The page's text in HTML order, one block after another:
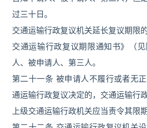
过三十日。
交通运输行政复议机关延长复议期限
交通运输行政复议期限通知书》（
人、被申请人、第三人。
第二十一条 被申请人不履行或者无
通运输行政复议决定的，交通运输行
上级交通运输行政机关应当责令其限期